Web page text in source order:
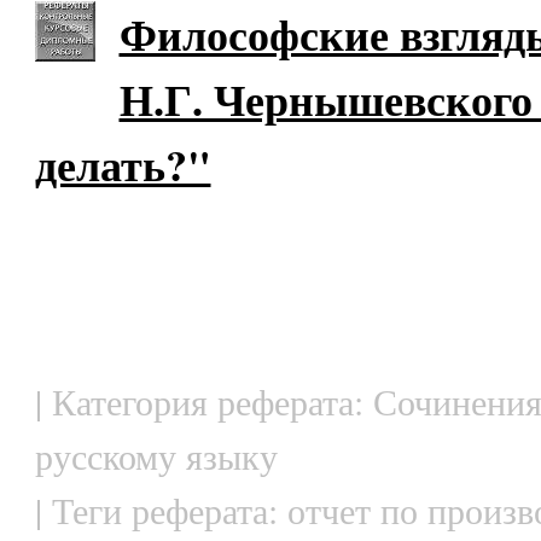
Философские
Н.Г.
делать?"
| Категория реферата:
русскому языку
| Теги реферата: отчет по